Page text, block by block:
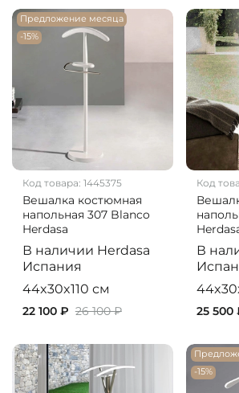
Предложение месяца
-15%
Код товара: 1445375
Вешалка костюмная
напольная 307 Blanco
Herdasa
В наличии Herdasa
Испания
44x30x110 см
22 100 ₽ 26 100 ₽
Код
В
25 500
-15%